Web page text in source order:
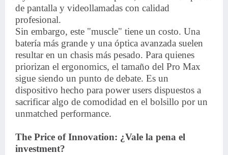
de pantalla y videollamadas con calidad
profesional.
Sin embargo, este "muscle" tiene un costo. Una
batería más grande y una óptica avanzada suelen
resultar en un chasis más pesado. Para quienes
priorizan el ergonomics, el tamaño del Pro Max
sigue siendo un punto de debate. Es un
dispositivo hecho para power users dispuestos a
sacrificar algo de comodidad en el bolsillo por un
unmatched performance.
The Price of Innovation: ¿Vale la pena el
investment?